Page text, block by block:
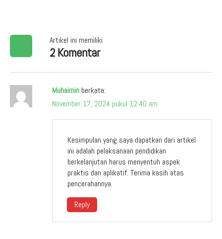
Artikel ini memiliki
2 Komentar
Muhaimin berkata:
November 17, 2024 pukul 12:40 am
Kesimpulan yang saya dapatkan dari artikel
ini adalah pelaksanaan pendidikan
berkelanjutan harus menyentuh aspek
praktis dan aplikatif. Terima kasih atas
pencerahannya.
Reply